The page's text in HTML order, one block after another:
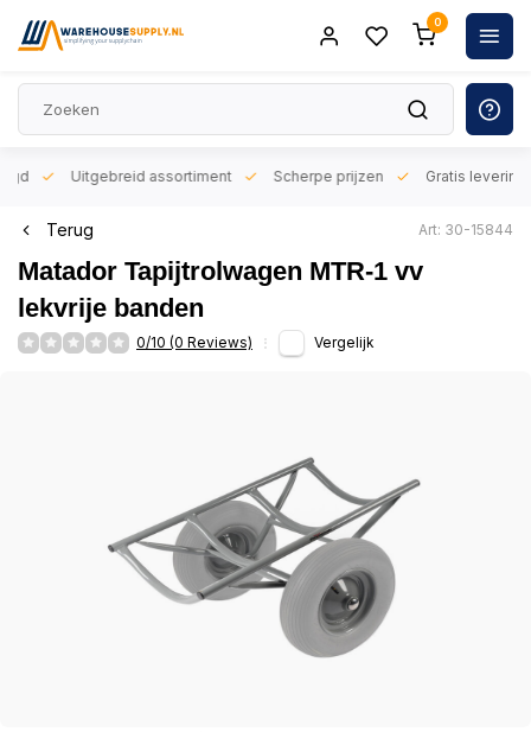
0
Uitgebreid assortiment Scherpe prijzen Gratis levering
Terug Art: 30-15844
Matador Tapijtrolwagen MTR-1 vv
lekvrije banden
0/10 (0 Reviews) Vergelijk